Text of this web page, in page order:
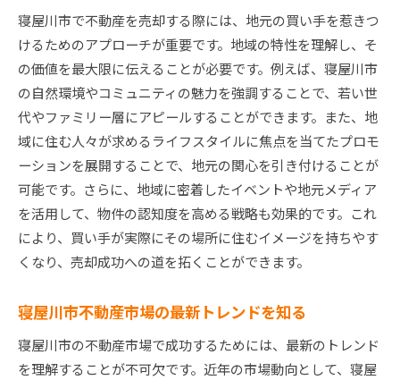
寝屋川市で不動産を売却する際には、地元の買い手を惹きつ
けるためのアプローチが重要です。地域の特性を理解し、そ
の価値を最大限に伝えることが必要です。例えば、寝屋川市
の自然環境やコミュニティの魅力を強調することで、若い世
代やファミリー層にアピールすることができます。また、地
域に住む人々が求めるライフスタイルに焦点を当てたプロモ
ーションを展開することで、地元の関心を引き付けることが
可能です。さらに、地域に密着したイベントや地元メディア
を活用して、物件の認知度を高める戦略も効果的です。これ
により、買い手が実際にその場所に住むイメージを持ちやす
くなり、売却成功への道を拓くことができます。
寝屋川市不動産市場の最新トレンドを知る
寝屋川市の不動産市場で成功するためには、最新のトレンド
を理解することが不可欠です。近年の市場動向として、寝屋